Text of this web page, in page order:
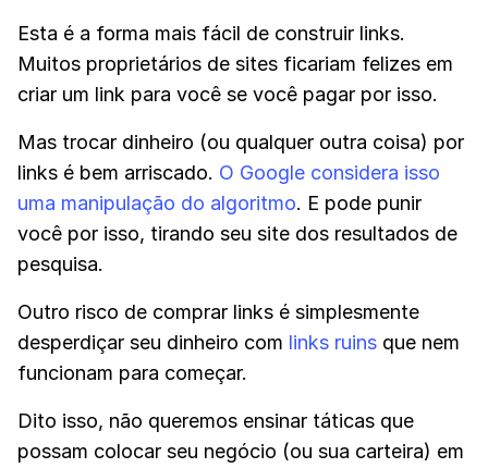
Esta é a forma mais fácil de construir links.
Muitos proprietários de sites ficariam felizes em
criar um link para você se você pagar por isso.
Mas trocar dinheiro (ou qualquer outra coisa) por
links é bem arriscado. O Google considera isso
uma manipulação do algoritmo. E pode punir
você por isso, tirando seu site dos resultados de
pesquisa.
Outro risco de comprar links é simplesmente
desperdiçar seu dinheiro com links ruins que nem
funcionam para começar.
Dito isso, não queremos ensinar táticas que
possam colocar seu negócio (ou sua carteira) em